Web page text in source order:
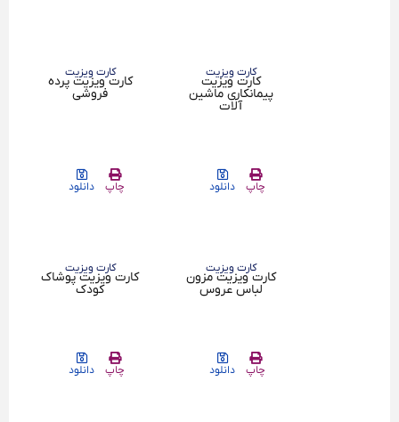
پیمانکاری ماشین
آلات کارت ویزیت
کارت ویزیت پرده
فروشی
چاپ دانلود
کارت ویزیت مزون
لباس عروس
چاپ دانلود
کارت ویزیت پوشاک
کودک
چاپ دانلود چاپ دانلود